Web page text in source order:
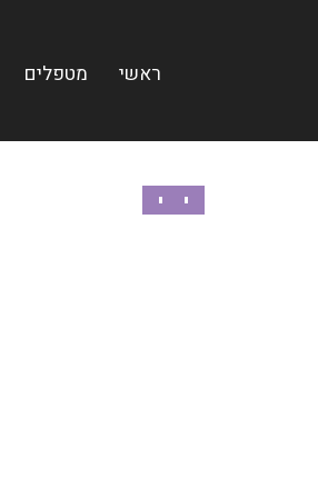
מטפלים ראשי